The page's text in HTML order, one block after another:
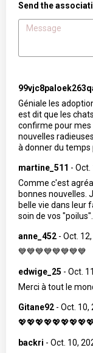
Send the
Géniale les
est dit que les
confirme pour mes
nouvelles
à donner du temps
martine_511 - Oct.
Comme c'est
bonnes nouvelles.
belle vie dans leur
soin de vos "poilus".
anne_452 - Oct.
💙💙💙💙💙💙💙💙
edwige_25 - Oct.
Merci à tout le
Gitane92 - Oct. 10,
backri - Oct. 10,